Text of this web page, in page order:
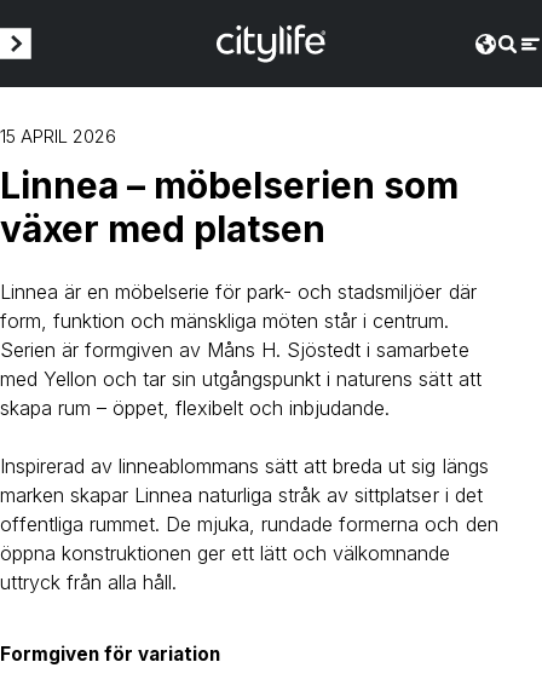
15 APRIL 2026
Linnea – möbelserien som
växer med platsen
Linnea är en möbelserie för park- och stadsmiljöer där
form, funktion och mänskliga möten står i centrum.
Serien är formgiven av Måns H. Sjöstedt i samarbete
med Yellon och tar sin utgångspunkt i naturens sätt att
skapa rum – öppet, flexibelt och inbjudande.
Inspirerad av linneablommans sätt att breda ut sig längs
marken skapar Linnea naturliga stråk av sittplatser i det
offentliga rummet. De mjuka, rundade formerna och den
öppna konstruktionen ger ett lätt och välkomnande
uttryck från alla håll.
Formgiven för variation